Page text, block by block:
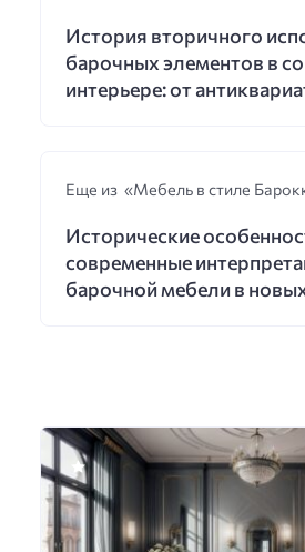
История вторичного
барочных элементов в
интерьере: от
Еще из «Мебель в стиле
Исторические
современные
барочной мебели в